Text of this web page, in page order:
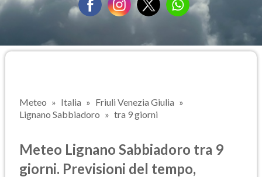
Meteo Italia
Friuli Venezia Giulia
Lignano Sabbiadoro
tra 9 giorni
Meteo Lignano Sabbiadoro tra 9
giorni. Previsioni del tempo,